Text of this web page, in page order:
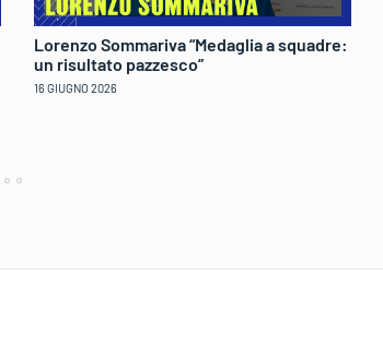
Lorenzo Sommariva “Medaglia a squadre:
un risultato pazzesco”
16 GIUGNO 2026